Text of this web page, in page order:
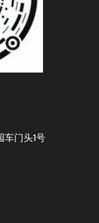
车门头1号